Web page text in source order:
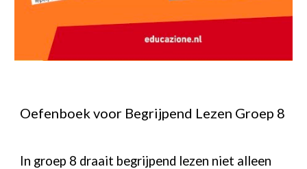
Oefenboek voor Begrijpend Lezen Groep 8
In groep 8 draait begrijpend lezen niet alleen